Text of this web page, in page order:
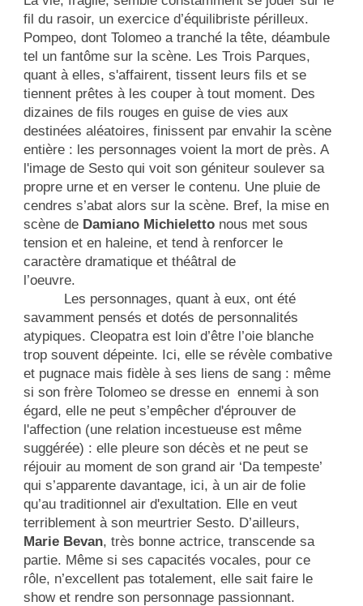
fil du rasoir, un exercice d’équilibriste périlleux.
Pompeo, dont Tolomeo a tranché la tête, déambule
tel un fantôme sur la scène. Les Trois Parques,
quant à elles, s'affairent, tissent leurs fils et se
tiennent prêtes à les couper à tout moment. Des
dizaines de fils rouges en guise de vies aux
destinées aléatoires, finissent par envahir la scène
entière : les personnages voient la mort de près. A
l'image de Sesto qui voit son géniteur soulever sa
propre urne et en verser le contenu. Une pluie de
cendres s’abat alors sur la scène. Bref, la mise en
scène de Damiano Michieletto nous met sous
tension et en haleine, et tend à renforcer le
caractère dramatique et théâtral de
l’oeuvre.
Les personnages, quant à eux, ont été
savamment pensés et dotés de personnalités
atypiques. Cleopatra est loin d’être l’oie blanche
trop souvent dépeinte. Ici, elle se révèle combative
et pugnace mais fidèle à ses liens de sang : même
si son frère Tolomeo se dresse en ennemi à son
égard, elle ne peut s’empêcher d'éprouver de
l'affection (une relation incestueuse est même
suggérée) : elle pleure son décès et ne peut se
réjouir au moment de son grand air ‘Da tempeste’
qui s’apparente davantage, ici, à un air de folie
qu’au traditionnel air d'exultation. Elle en veut
terriblement à son meurtrier Sesto. D’ailleurs,
Marie Bevan, très bonne actrice, transcende sa
partie. Même si ses capacités vocales, pour ce
rôle, n’excellent pas totalement, elle sait faire le
show et rendre son personnage passionnant.